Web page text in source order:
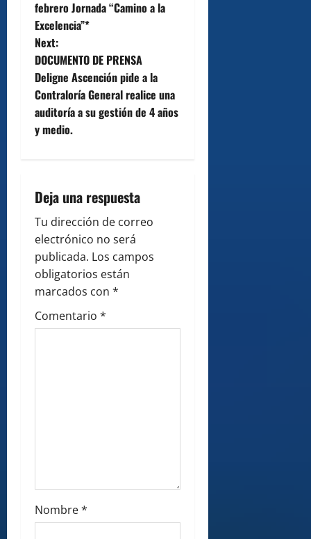
t
n
a
v
i
a
t
i
o
n
febrero Jornada “Camino a la
Excelencia”*
Next:
DOCUMENTO DE PRENSA
Deligne Ascención pide a la
Contraloría General realice una
auditoría a su gestión de 4 años
y medio.
Deja una respuesta
Tu dirección de correo
electrónico no será
publicada. Los campos
obligatorios están
marcados con *
Comentario *
Nombre*